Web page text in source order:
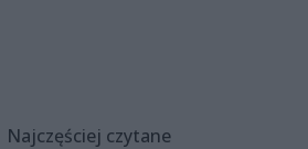
Najczęściej czytane